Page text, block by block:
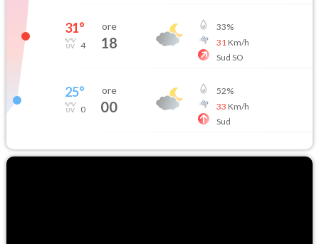
31°
4
ore
18
33%
31 Km/h
Sud SO
25°
0
ore
00
52%
33 Km/h
Sud